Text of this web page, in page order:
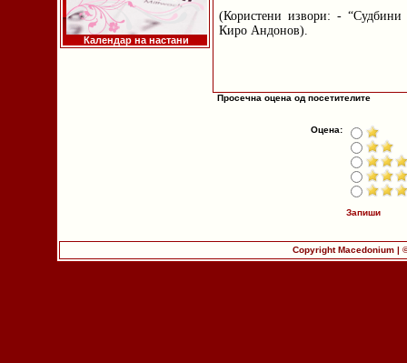
Календар на настани
(Користени извори: -
Киро Андонов).
Просечна оцена од посетителите
Оцена:
Запиши
Copyright Macedonium |